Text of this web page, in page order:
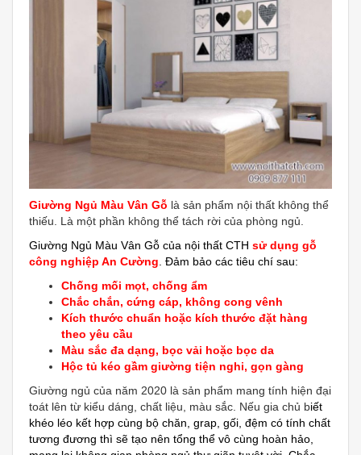
Giường Ngủ Màu Vân Gỗ là sản phẩm nội thất không thể
thiếu. Là một phần không thể tách rời của phòng ngủ.
Giường Ngủ Màu Vân Gỗ của nội thất CTH sử dụng gỗ
công nghiệp An Cường . Đảm bảo các tiêu chí sau:
Chống mối mọt, chống ẩm
Chắc chắn, cứng cáp, không cong vênh
Kích thước chuẩn hoặc kích thước đặt hàng
theo yêu cầu
Màu sắc đa dạng, bọc vải hoặc bọc da
Hộc tủ kéo gầm giường tiện nghi, gọn gàng
Giường ngủ của năm 2020 là sản phẩm mang tính hiện đại
toát lên từ kiểu dáng, chất liệu, màu sắc. Nếu gia chủ biết
khéo léo kết hợp cùng bộ chăn, grap, gối, đệm có tính chất
tương đương thì sẽ tạo nên tổng thể vô cùng hoàn hảo,